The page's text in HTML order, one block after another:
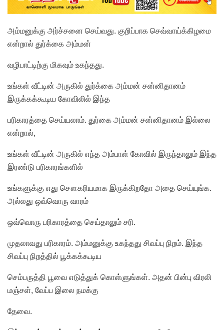
அம்மனுக்கு அர்ச்சனை செய்வது. குறிப்பாக செவ்வாய்க்கிழமை
என்றால் துர்க்கை அம்மன்
வழிபாட்டிற்கு மிகவும் உகந்தது.
உங்கள் வீட்டின் அருகில் துர்க்கை அம்மன் சன்னிதானம்
இருக்கக்கூடிய கோவிலில் இந்த
பரிகாரத்தை செய்யலாம். துர்கை அம்மன் சன்னிதானம் இல்லை
என்றால்,
உங்கள் வீட்டின் அருகில் எந்த அம்பாள் கோவில் இருந்தாலும் இந்த
இரண்டு பரிகாரங்களில்
உங்களுக்கு எது சௌகரியமாக இருக்கிறதோ அதை செய்யுங்க.
அல்லது ஒவ்வொரு வாரம்
ஒவ்வொரு பரிகாரத்தை செய்தாலும் சரி.
முதலாவது பரிகாரம். அம்மனுக்கு உகந்தது சிவப்பு நிறம். இந்த
சிவப்பு நிறத்தில் பூக்கக்கூடிய
செம்பருத்தி பூவை எடுத்துக் கொள்ளுங்கள். அதன் பின்பு விரலி
மஞ்சள், வேப்ப இலை நமக்கு
தேவை.